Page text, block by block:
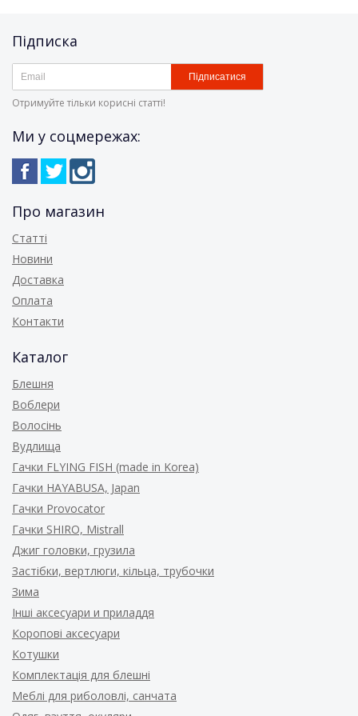
Підписка
Підписатися
Отримуйте тільки корисні статті!
Ми у соцмережах:
Про магазин
Статті
Новини
Доставка
Оплата
Контакти
Каталог
Блешня
Воблери
Волосінь
Вудлища
Гачки FLYING FISH (made in Korea)
Гачки HAYABUSA, Japan
Гачки Provocator
Гачки SHIRO, Mistrall
Джиг головки, грузила
Застібки, вертлюги, кільца, трубочки
Зима
Інші аксесуари и приладдя
Коропові аксесуари
Котушки
Комплектація для блешні
Меблі для риболовлі, санчата